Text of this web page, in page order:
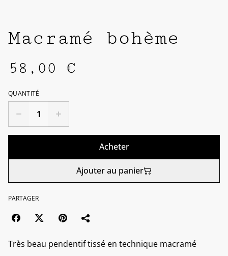
Macramé bohème
58,00 €
QUANTITÉ
Acheter
Ajouter au panier
PARTAGER
Très beau pendentif tissé en technique macramé